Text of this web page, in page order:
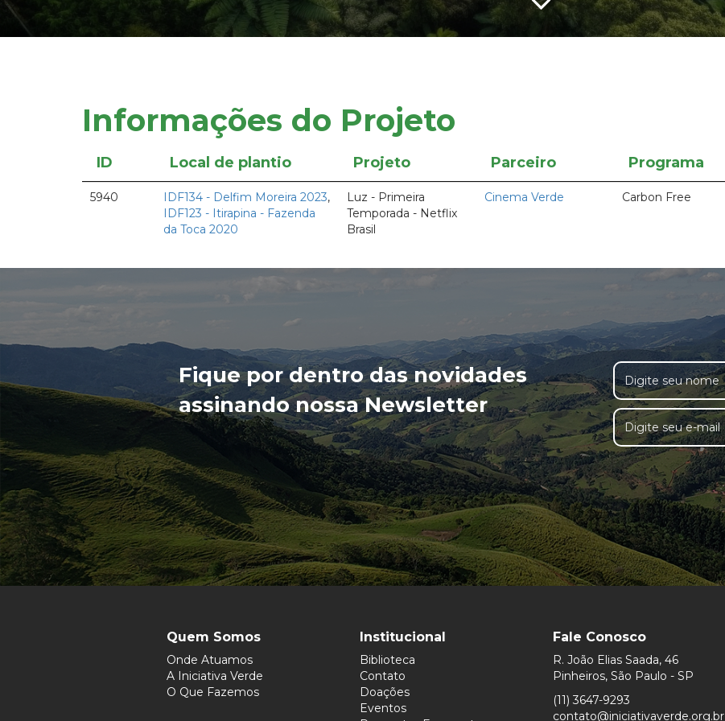
Informações do Projeto
ID Local de plantio Projeto Parceiro Programa
5940 IDF134 - Delfim Moreira 2023,
IDF123 - Itirapina - Fazenda
da Toca 2020
Luz - Primeira
Temporada - Netflix
Brasil
Cinema Verde Carbon Free
Fique por dentro das novidades
assinando nossa Newsletter
Quem Somos
Onde Atuamos
A Iniciativa Verde
O Que Fazemos
Institucional
Biblioteca
Contato
Doações
Eventos
Fale Conosco
R. João Elias Saada, 46
Pinheiros, São Paulo - SP
(11) 3647-9293
contato@iniciativaverde.org.br